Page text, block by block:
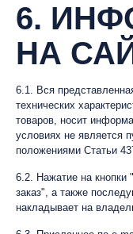
6.
НА
6.1. Вся
технических
товаров, носит
условиях не является
положениями Статьи
6.2. Нажатие на кнопки
заказ", а также
накладывает на